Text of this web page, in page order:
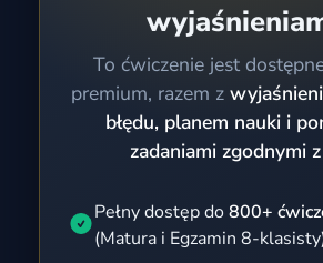
To ćwiczenie jest
premium, razem z
błędu, planem nauki i
zadaniami zgodnymi
Pełny dostęp do800+
(Matura i Egzamin 8-